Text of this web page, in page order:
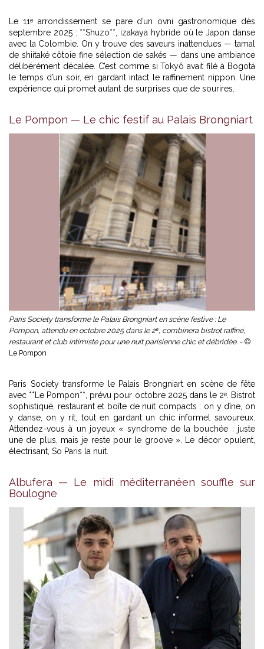
Le 11ᵉ arrondissement se pare d’un ovni gastronomique dès
septembre 2025 : **Shuzo**, izakaya hybride où le Japon danse
avec la Colombie. On y trouve des saveurs inattendues — tamal
de shiitaké côtoie fine sélection de sakés — dans une ambiance
délibérément décalée. C’est comme si Tokyô avait filé à Bogotá
le temps d’un soir, en gardant intact le raffinement nippon. Une
expérience qui promet autant de surprises que de sourires.
Le Pompon — Le chic festif au Palais Brongniart
Paris Society transforme le Palais Brongniart en scène festive : Le
Pompon, attendu en octobre 2025 dans le 2ᵉ, combinera bistrot raffiné,
restaurant et club intimiste pour une nuit parisienne chic et débridée. - ©
Le Pompon
Paris Society transforme le Palais Brongniart en scène de fête
avec **Le Pompon**, prévu pour octobre 2025 dans le 2ᵉ. Bistrot
sophistiqué, restaurant et boîte de nuit compacts : on y dîne, on
y danse, on y rit, tout en gardant un chic informel savoureux.
Attendez-vous à un joyeux « syndrome de la bouchée : juste
une de plus, mais je reste pour le groove ». Le décor opulent,
électrisant, So Paris la nuit.
Albufera — Le midi méditerranéen souffle sur
Boulogne